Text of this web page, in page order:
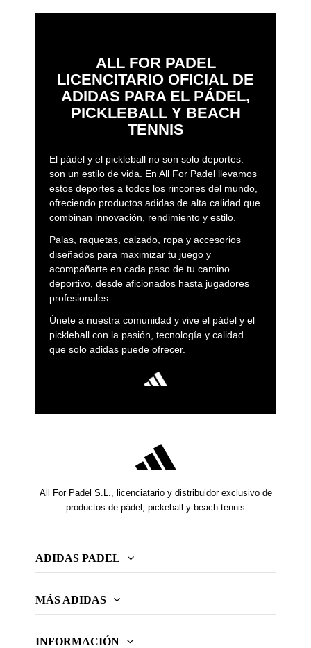
ALL FOR PADEL
LICENCITARIO OFICIAL DE
ADIDAS PARA EL PÁDEL,
PICKLEBALL Y BEACH
TENNIS
El pádel y el pickleball no son solo deportes:
son un estilo de vida. En All For Padel llevamos
estos deportes a todos los rincones del mundo,
ofreciendo productos adidas de alta calidad que
combinan innovación, rendimiento y estilo.
Palas, raquetas, calzado, ropa y accesorios
diseñados para maximizar tu juego y
acompañarte en cada paso de tu camino
deportivo, desde aficionados hasta jugadores
profesionales.
Únete a nuestra comunidad y vive el pádel y el
pickleball con la pasión, tecnología y calidad
que solo adidas puede ofrecer.
All For Padel S.L., licenciatario y distribuidor exclusivo de
productos de pádel, pickeball y beach tennis
ADIDAS PADEL
MÁS ADIDAS
INFORMACIÓN